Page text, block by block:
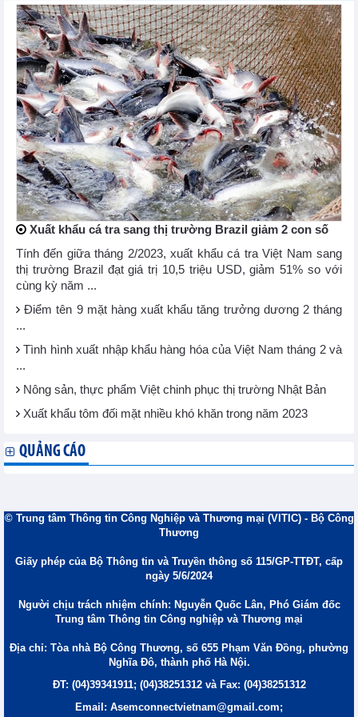
Xuất khẩu cá tra sang thị trường Brazil giảm 2 con số
Tính đến giữa tháng 2/2023, xuất khẩu cá tra Việt Nam sang
thị trường Brazil đạt giá trị 10,5 triệu USD, giảm 51% so với
cùng kỳ năm ...
Điểm tên 9 mặt hàng xuất khẩu tăng trưởng dương 2 tháng
...
Tình hình xuất nhập khẩu hàng hóa của Việt Nam tháng 2 và
...
Nông sản, thực phẩm Việt chinh phục thị trường Nhật Bản
Xuất khẩu tôm đối mặt nhiều khó khăn trong năm 2023
QUẢNG CÁO
© Trung tâm Thông tin Công Nghiệp và Thương mại (VITIC) - Bộ Công
Thương
Giấy phép của Bộ Thông tin và Truyền thông số 115/GP-TTĐT, cấp
ngày 5/6/2024
Người chịu trách nhiệm chính: Nguyễn Quốc Lân, Phó Giám đốc
Trung tâm Thông tin Công nghiệp và Thương mại
Địa chỉ: Tòa nhà Bộ Công Thương, số 655 Phạm Văn Đồng, phường
Nghĩa Đô, thành phố Hà Nội.
ĐT: (04)39341911; (04)38251312 và Fax: (04)38251312
Email: Asemconnectvietnam@gmail.com;